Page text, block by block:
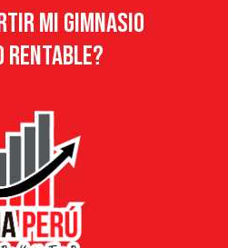
MI GIMNASIO
RENTABLE?